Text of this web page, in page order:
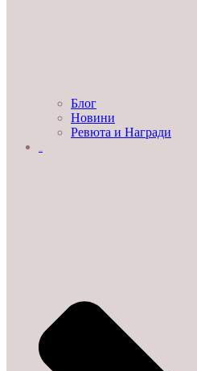
Блог
Новини
Ревюта и Награди